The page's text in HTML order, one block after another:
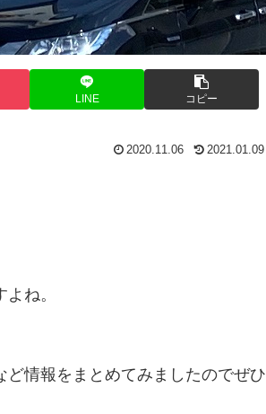
LINE コピー
2020.11.06 2021.01.09
ね。
ど情報をまとめてみましたのでぜひ